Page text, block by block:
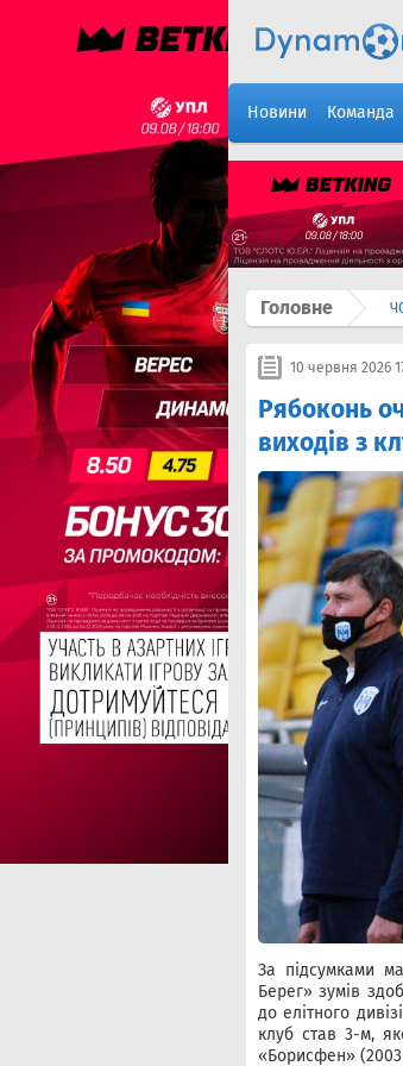
Новини Команда
Головне
10 червня 2026
Рябоконь
виходів з
За підсумками
Берег» зумів
до елітного
клуб став 3-м,
«Борисфен» (2003